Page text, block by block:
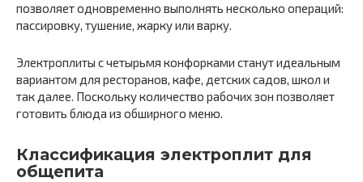
позволяет одновременно выполнять несколько операций:
пассировку, тушение, жарку или варку.
Электроплиты с четырьмя конфорками станут идеальным
вариантом для ресторанов, кафе, детских садов, школ и
так далее. Поскольку количество рабочих зон позволяет
готовить блюда из обширного меню.
Классификация электроплит для
общепита